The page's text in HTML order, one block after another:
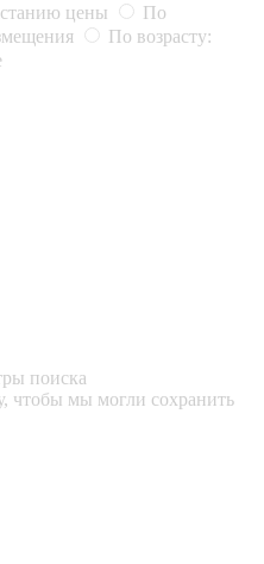
цены
По
По возрасту:
поиска
чтобы мы могли сохранить